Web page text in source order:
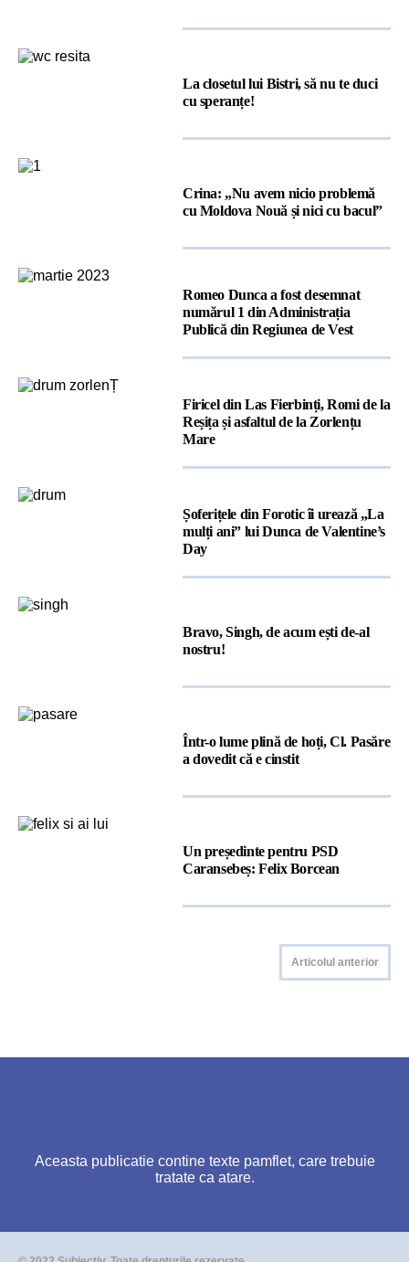
La closetul lui Bistri, să nu te duci
cu speranțe!
Crina: „Nu avem nicio problemă
cu Moldova Nouă și nici cu bacul”
Romeo Dunca a fost desemnat
numărul 1 din Administrația
Publică din Regiunea de Vest
Firicel din Las Fierbinți, Romi de la
Reșița și asfaltul de la Zorlențu
Mare
Șoferițele din Forotic îi urează „La
mulți ani” lui Dunca de Valentine’s
Day
Bravo, Singh, de acum ești de-al
nostru!
Într-o lume plină de hoți, Cl. Pasăre
a dovedit că e cinstit
Un președinte pentru PSD
Caransebeș: Felix Borcean
Articolul anterior
Aceasta publicatie contine texte pamflet, care trebuie
tratate ca atare.